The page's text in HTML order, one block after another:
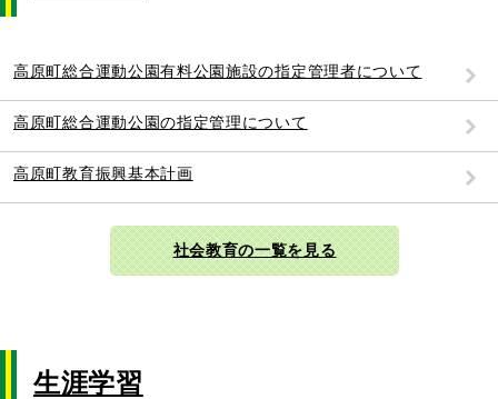
高原町総合運動公園有料公園施設の指定管理者について
高原町総合運動公園の指定管理について
高原町教育振興基本計画
社会教育の一覧を見る
生涯学習